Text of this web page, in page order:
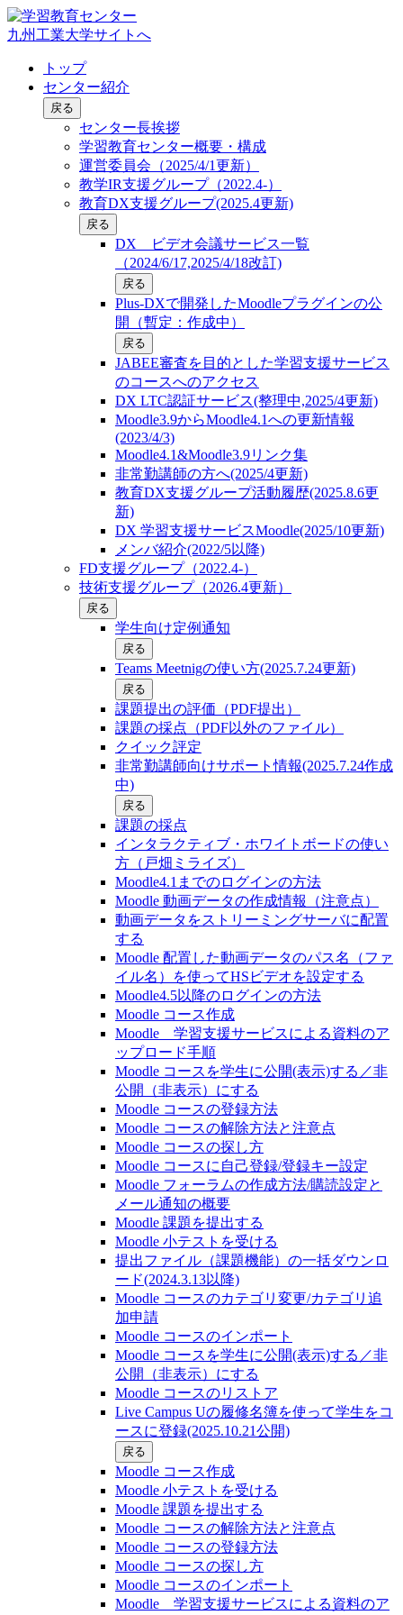
九州工業大学サイトへ
トップ
センター紹介
戻る
センター長挨拶
学習教育センター概要・構成
運営委員会（2025/4/1更新）
教学IR支援グループ（2022.4-）
教育DX支援グループ(2025.4更新)
戻る
DX ビデオ会議サービス一覧
（2024/6/17,2025/4/18改訂)
戻る
Plus-DXで開発したMoodleプラグインの公
開（暫定：作成中）
戻る
JABEE審査を目的とした学習支援サービス
のコースへのアクセス
DX LTC認証サービス(整理中,2025/4更新)
Moodle3.9からMoodle4.1への更新情報
(2023/4/3)
Moodle4.1&Moodle3.9リンク集
非常勤講師の方へ(2025/4更新)
教育DX支援グループ活動履歴(2025.8.6更
新)
DX 学習支援サービスMoodle(2025/10更新)
メンバ紹介(2022/5以降)
FD支援グループ（2022.4-）
技術支援グループ（2026.4更新）
戻る
学生向け定例通知
戻る
Teams Meetnigの使い方(2025.7.24更新)
戻る
課題提出の評価（PDF提出）
課題の採点（PDF以外のファイル）
クイック評定
非常勤講師向けサポート情報(2025.7.24作成
中)
戻る
課題の採点
インタラクティブ・ホワイトボードの使い
方（戸畑ミライズ）
Moodle4.1までのログインの方法
Moodle 動画データの作成情報（注意点）
動画データをストリーミングサーバに配置
する
Moodle 配置した動画データのパス名（ファ
イル名）を使ってHSビデオを設定する
Moodle4.5以降のログインの方法
Moodle コース作成
Moodle 学習支援サービスによる資料のア
ップロード手順
Moodle コースを学生に公開(表示)する／非
公開（非表示）にする
Moodle コースの登録⽅法
Moodle コースの解除方法と注意点
Moodle コースの探し⽅
Moodle コースに自己登録/登録キー設定
Moodle フォーラムの作成方法/購読設定と
メール通知の概要
Moodle 課題を提出する
Moodle 小テストを受ける
提出ファイル（課題機能）の一括ダウンロ
ード(2024.3.13以降)
Moodle コースのカテゴリ変更/カテゴリ追
加申請
Moodle コースのインポート
Moodle コースを学生に公開(表示)する／非
公開（非表示）にする
Moodle コースのリストア
Live Campus Uの履修名簿を使って学生をコ
ースに登録(2025.10.21公開)
戻る
Moodle コース作成
Moodle 小テストを受ける
Moodle 課題を提出する
Moodle コースの解除方法と注意点
Moodle コースの登録⽅法
Moodle コースの探し⽅
Moodle コースのインポート
Moodle 学習支援サービスによる資料のア